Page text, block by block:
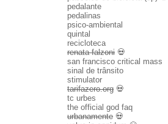
pedalante
pedalinas
psico-ambiental
quintal
recicloteca
renata falzoni 💀
san francisco critical mass
sinal de trânsito
stimulator
tarifazero.org 💀
tc urbes
the official god faq
urbanamente 💀